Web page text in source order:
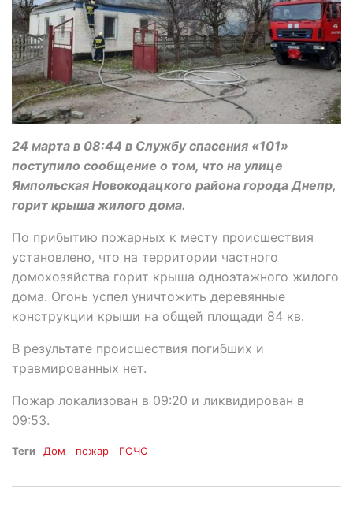
24 марта в 08:44 в Службу спасения «101»
поступило сообщение о том, что на улице
Ямпольская Новокодацкого района города Днепр,
горит крыша жилого дома.
По прибытию пожарных к месту происшествия
установлено, что на территории частного
домохозяйства горит крыша одноэтажного жилого
дома. Огонь успел уничтожить деревянные
конструкции крыши на общей площади 84 кв.
В результате происшествия погибших и
травмированных нет.
Пожар локализован в 09:20 и ликвидирован в
09:53.
Теги Дом пожар ГСЧС